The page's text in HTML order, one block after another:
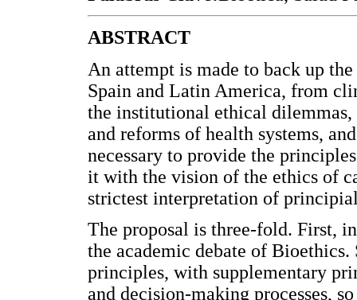
ABSTRACT
An attempt is made to back up
Spain and Latin America, from
the institutional ethical
and reforms of health systems,
necessary to provide the
it with the vision of the ethics of
strictest interpretation of
The proposal is three-fold. First,
the academic debate of
principles, with supplementary
and decision-making processes,